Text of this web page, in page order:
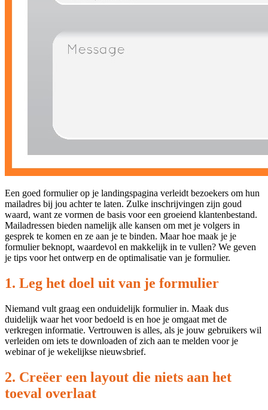
Een goed formulier op je landingspagina verleidt bezoekers om hun
mailadres bij jou achter te laten. Zulke inschrijvingen zijn goud
waard, want ze vormen de basis voor een groeiend klantenbestand.
Mailadressen bieden namelijk alle kansen om met je volgers in
gesprek te komen en ze aan je te binden. Maar hoe maak je je
formulier beknopt, waardevol en makkelijk in te vullen? We geven
je tips voor het ontwerp en de optimalisatie van je formulier.
1. Leg het doel uit van je formulier
Niemand vult graag een onduidelijk formulier in. Maak dus
duidelijk waar het voor bedoeld is en hoe je omgaat met de
verkregen informatie. Vertrouwen is alles, als je jouw gebruikers wil
verleiden om iets te downloaden of zich aan te melden voor je
webinar of je wekelijkse nieuwsbrief.
2. Creëer een layout die niets aan het
toeval overlaat